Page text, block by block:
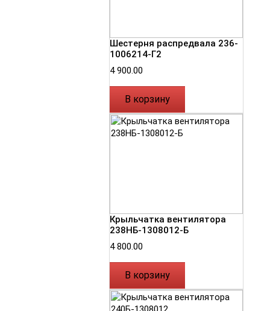
Шестерня распредвала 236-
1006214-Г2
4 900.00
В корзину
Крыльчатка вентилятора
238НБ-1308012-Б
4 800.00
В корзину